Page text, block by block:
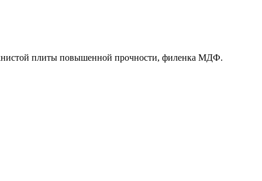
плиты повышенной прочности, филенка МДФ.